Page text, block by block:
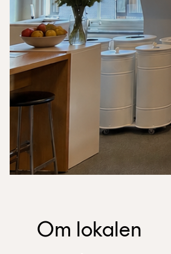
Om lokalen